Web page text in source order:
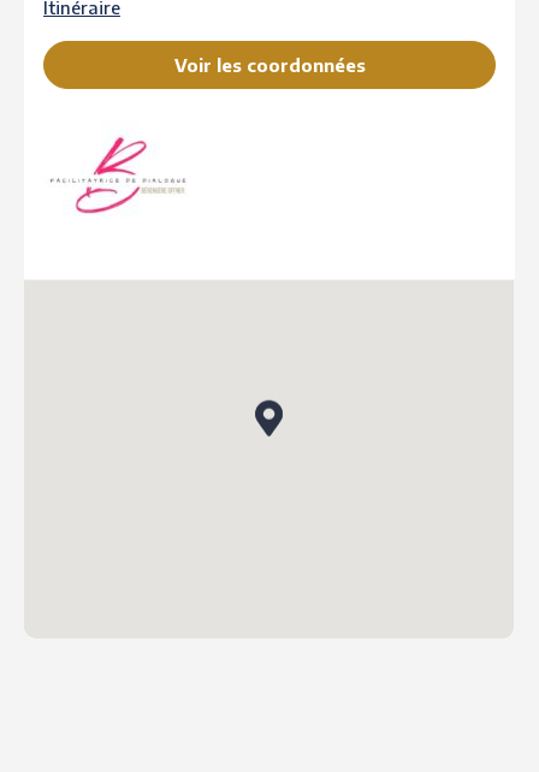
Itinéraire
Voir les coordonnées